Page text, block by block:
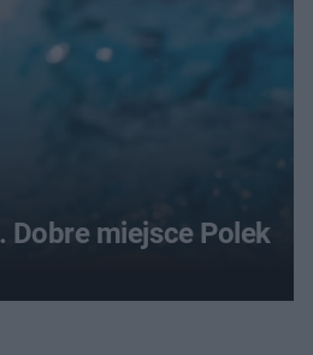
Dobre miejsce Polek